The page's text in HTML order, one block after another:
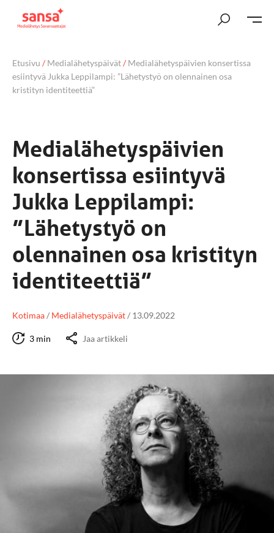
Etusivu /Medialähetyspäivät/Medialähetyspäivien konsertissa
esiintyvä Jukka Leppilampi: ”Lähetystyö on olennainen osa
kristityn identiteettiä”
Medialähetyspäivien
konsertissa esiintyvä
Jukka Leppilampi:
”Lähetystyö on
olennainen osa kristityn
identiteettiä”
Kotimaa/ Medialähetyspäivät/ 13.09.2022
3 min Jaa artikkeli